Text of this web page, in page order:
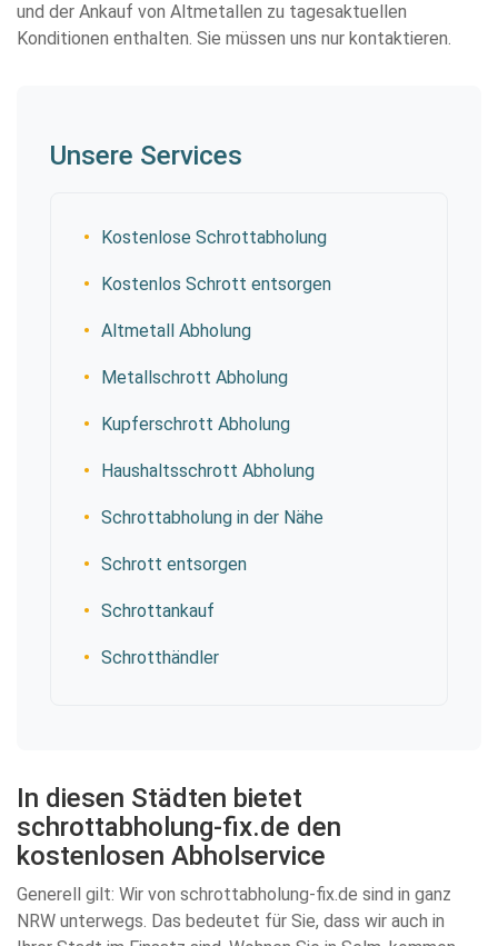
und der Ankauf von Altmetallen zu tagesaktuellen
Konditionen enthalten. Sie müssen uns nur kontaktieren.
Unsere Services
Kostenlose Schrottabholung
Kostenlos Schrott entsorgen
Altmetall Abholung
Metallschrott Abholung
Kupferschrott Abholung
Haushaltsschrott Abholung
Schrottabholung in der Nähe
Schrott entsorgen
Schrottankauf
Schrotthändler
In diesen Städten bietet
schrottabholung-fix.de den
kostenlosen Abholservice
Generell gilt: Wir von schrottabholung-fix.de sind in ganz
NRW unterwegs. Das bedeutet für Sie, dass wir auch in